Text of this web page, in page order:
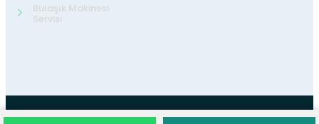
Bulaşık Makinesi
Servisi
©202624 Teknik ServisTüm Hakları